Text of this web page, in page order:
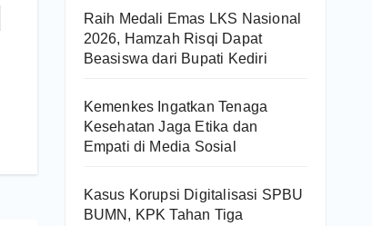
Raih Medali Emas LKS Nasional
2026, Hamzah Risqi Dapat
Beasiswa dari Bupati Kediri
Kemenkes Ingatkan Tenaga
Kesehatan Jaga Etika dan
Empati di Media Sosial
Kasus Korupsi Digitalisasi SPBU
BUMN, KPK Tahan Tiga